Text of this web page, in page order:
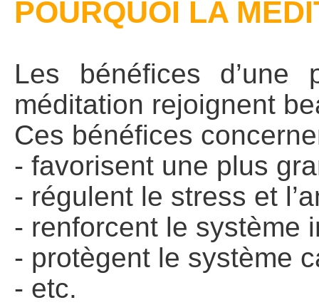
POURQUOI LA
Les bénéfices
méditation rejoignent
Ces bénéfices
- favorisent une plus
- régulent le stress et
- renforcent le système
- protègent le système
- etc.